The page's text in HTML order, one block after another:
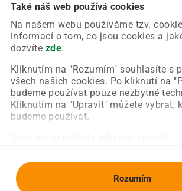
Také náš web používá cookies
Na našem webu používáme tzv.
informací o tom, co jsou cookies a
dozvíte zde.
Kliknutím na "Rozumím" souhlasíte s
všech našich cookies. Po kliknutí na
budeme používat pouze nezbytné
Kliknutím na "Upravit" můžete vybrat,
budeme používat.
Rozumím
Chyba nastala na naší straně a už
Zkuste prosím znovu načíst
Obnovit stránku Úvodní